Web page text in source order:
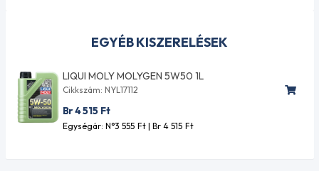
EGYÉB KISZERELÉSEK
LIQUI MOLY MOLYGEN 5W50 1L
Cikkszám: NYL17112
Br 4 515 Ft
Egységár: N°3 555 Ft| Br 4 515 Ft